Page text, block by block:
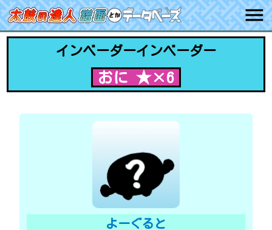
インベーダーインベーダー
おに ★×6
よーぐると